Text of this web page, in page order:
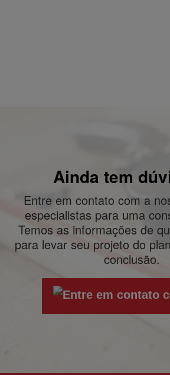
Ainda tem
Entre em contato com a
especialistas para uma
Temos as informações de
para levar seu projeto do
conclusão.